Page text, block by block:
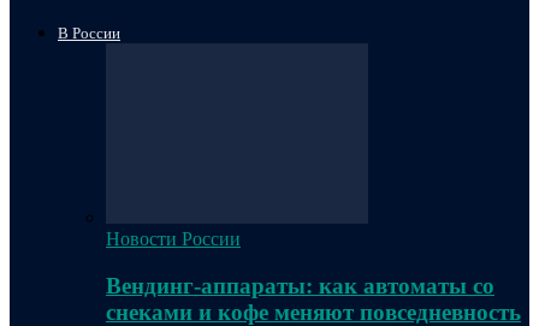
В России
Новости России
Вендинг-аппараты: как автоматы со
снеками и кофе меняют повседневность